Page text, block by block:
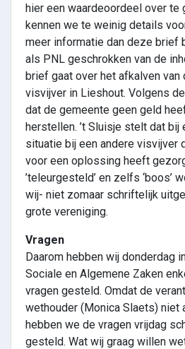
hier een waardeoordeel over te
kennen we te weinig details
meer informatie dan deze brief
als PNL geschrokken van de
brief gaat over het afkalven van
visvijver in Lieshout. Volgens
dat de gemeente geen geld
herstellen. ’t Sluisje stelt dat
situatie bij een andere visvijver
voor een oplossing heeft
’teleurgesteld’ en zelfs ‘boos’
wij- niet zomaar schriftelijk
grote vereniging.
Vragen
Daarom hebben wij donderdag
Sociale en Algemene Zaken
vragen gesteld. Omdat de
wethouder (Monica Slaets) niet
hebben we de vragen vrijdag
gesteld. Wat wij graag willen